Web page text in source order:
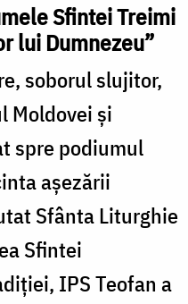
Sfintei Treimi
lui Dumnezeu”
soborul slujitor,
Moldovei și
spre podiumul
așezării
Sfânta Liturghie
Sfintei
IPS Teofan a